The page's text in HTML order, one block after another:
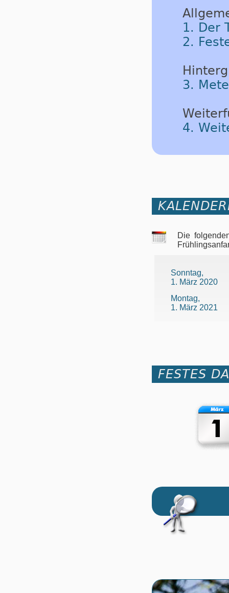
1. Der
2.
3.
4.
Die
Sonntag,
1. März 2020
Montag,
1. März 2021
FESTES